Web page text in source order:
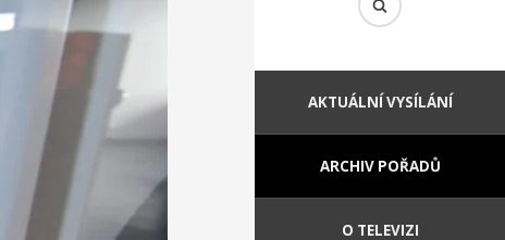
AKTUÁLNÍ VYSÍLÁNÍ
ARCHIV POŘADŮ
O TELEVIZI